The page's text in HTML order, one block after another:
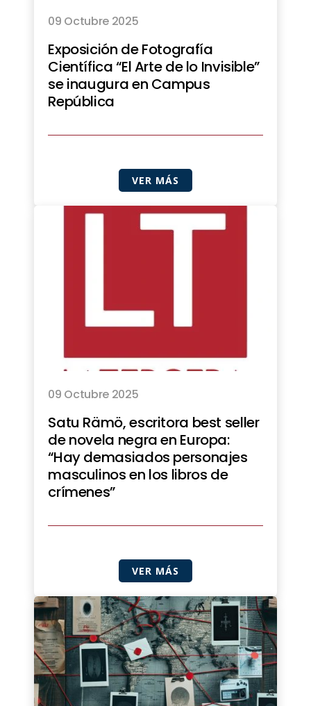
09 Octubre 2025
Exposición de Fotografía
Científica “El Arte de lo Invisible”
se inaugura en Campus
República
VER MÁS
09 Octubre 2025
Satu Rämö, escritora best seller
de novela negra en Europa:
“Hay demasiados personajes
masculinos en los libros de
crímenes”
VER MÁS